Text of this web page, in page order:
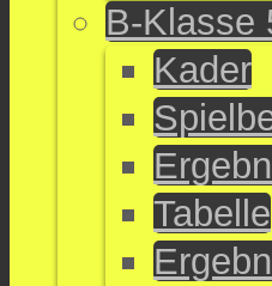
B-Klasse
Kader
Tabelle